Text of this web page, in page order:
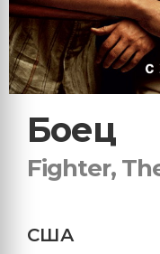
Боец
Fighter,
США